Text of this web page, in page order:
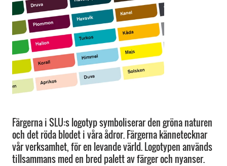
Färgerna i SLU:s logotyp symboliserar den gröna naturen
och det röda blodet i våra ådror. Färgerna kännetecknar
vår verksamhet, för en levande värld. Logotypen används
tillsammans med en bred palett av färger och nyanser.